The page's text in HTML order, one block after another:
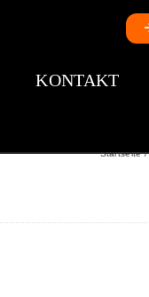
KONTAKT
Startseite